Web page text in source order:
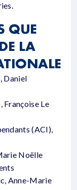
QUE
LA
Daniel
Françoise Le
(ACI),
Noëlle
Anne-Marie